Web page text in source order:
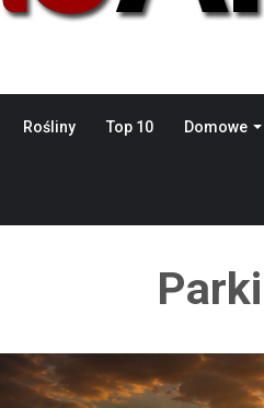
Rośliny Top 10 Domowe